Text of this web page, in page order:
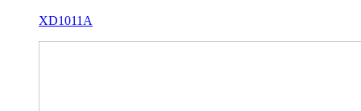
XD1011A